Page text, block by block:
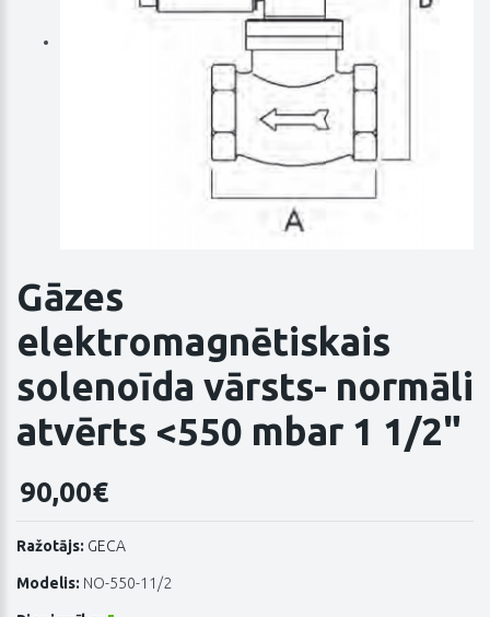
Gāzes
elektromagnētiskais
solenoīda vārsts- normāli
atvērts <550 mbar 1 1/2"
90,00€
Ražotājs: GECA
Modelis: NO-550-11/2